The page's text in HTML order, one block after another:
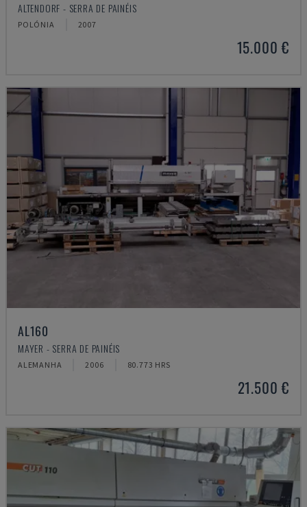
ALTENDORF - SERRA DE PAINÉIS
POLÓNIA 2007
15.000 €
AL160
MAYER - SERRA DE PAINÉIS
ALEMANHA 2006 80.773 HRS
21.500 €